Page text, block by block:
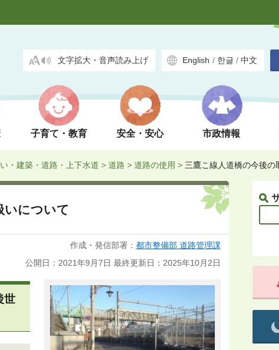
文字拡大・音声読み上げ English / 한글 / 中文
子育て・教育 安全・安心 市政情報
・建築・道路・上下水道 > 道路 > 道路の使用 > 三鷹こ線人道橋の今後の
いについて
作成・発信部署： 都市整備部 道路管理課
公開日：2021年9月7日 最終更新日：2025年10月2日
世